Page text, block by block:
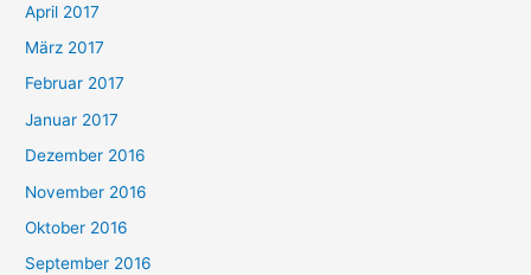
April 2017
März 2017
Februar 2017
Januar 2017
Dezember 2016
November 2016
Oktober 2016
September 2016